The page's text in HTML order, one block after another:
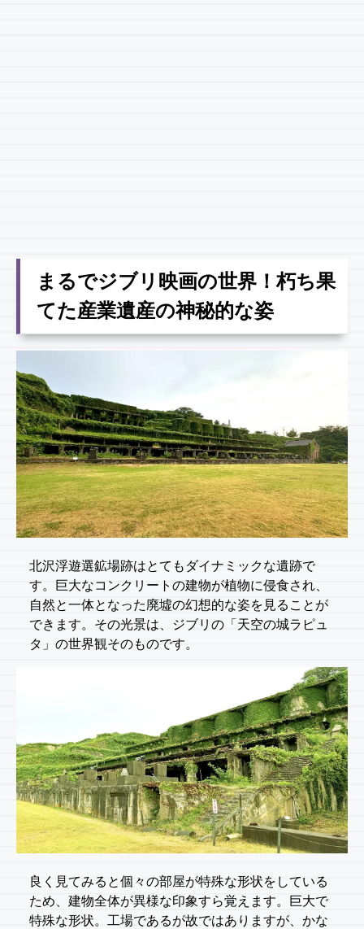
まるでジブリ映画の世界！朽ち果
てた産業遺産の神秘的な姿
北沢浮遊選鉱場跡はとてもダイナミックな遺跡で
す。巨大なコンクリートの建物が植物に侵食され、
自然と一体となった廃墟の幻想的な姿を見ることが
できます。その光景は、ジブリの「天空の城ラピュ
タ」の世界観そのものです。
良く見てみると個々の部屋が特殊な形状をしている
ため、建物全体が異様な印象すら覚えます。巨大で
特殊な形状。工場であるが故ではありますが、かな